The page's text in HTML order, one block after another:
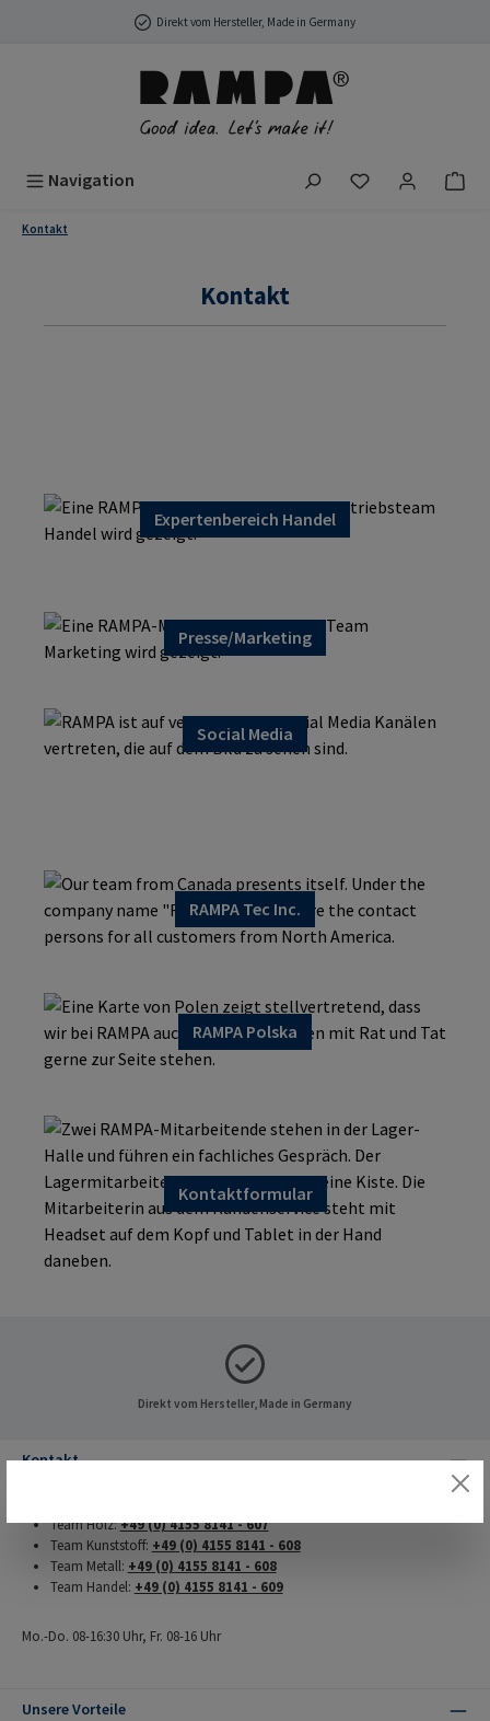
Zum Hauptinhalt springenDirekt vom Hersteller, Made in Germany
Navigation Du hast 0
Kontakt
Kontakt
Expertenbereich Handel
Presse/Marketing
Social Media
RAMPA Tec Inc.
RAMPA Polska
Kontaktformular
Direkt vom Hersteller, Made in Germany
Kontakt
Team Holz:+49 (0) 4155 8141 - 607
Team Kunststoff: +49 (0) 4155 8141 - 608
Team Metall: +49 (0) 4155 8141 - 608
Team Handel: +49 (0) 4155 8141 - 609
Mo.-Do. 08-16:30 Uhr, Fr. 08-16 Uhr
Unsere Vorteile